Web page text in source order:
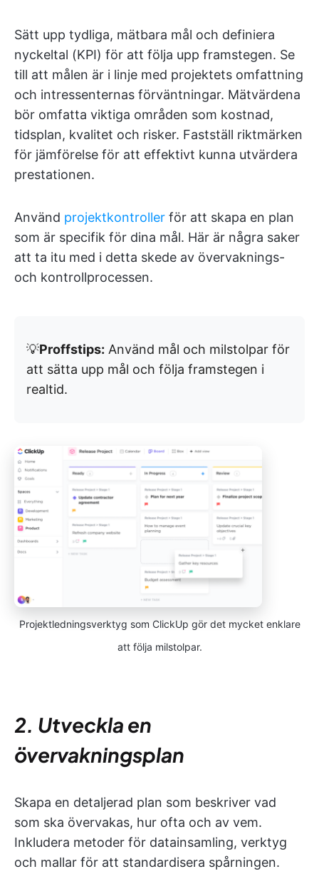
Sätt upp tydliga, mätbara mål och definiera
nyckeltal (KPI) för att följa upp framstegen. Se
till att målen är i linje med projektets omfattning
och intressenternas förväntningar. Mätvärdena
bör omfatta viktiga områden som kostnad,
tidsplan, kvalitet och risker. Fastställ riktmärken
för jämförelse för att effektivt kunna utvärdera
prestationen.
Använd projektkontroller för att skapa en plan
som är specifik för dina mål. Här är några saker
att ta itu med i detta skede av övervaknings-
och kontrollprocessen.
💡Proffstips: Använd mål och milstolpar för
att sätta upp mål och följa framstegen i
realtid.
Projektledningsverktyg som ClickUp gör det mycket enklare
att följa milstolpar.
2. Utveckla en
övervakningsplan
Skapa en detaljerad plan som beskriver vad
som ska övervakas, hur ofta och av vem.
Inkludera metoder för datainsamling, verktyg
och mallar för att standardisera spårningen.